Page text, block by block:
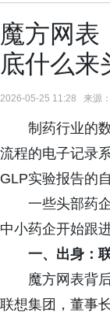
魔方网表
底什么来
2026-05-25 11:28 来源
制药行业的
流程的电子记录
GLP实验报告的
一些头部药
中小药企开始跟
一、出身：
魔方网表背
联想集团，董事